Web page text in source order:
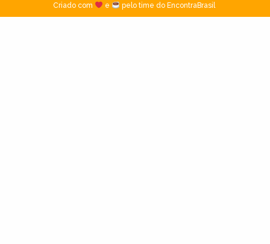
Criado com
e pelo time do EncontraBrasil